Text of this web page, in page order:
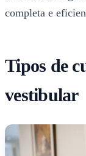
completa e
Tipos de
vestibular